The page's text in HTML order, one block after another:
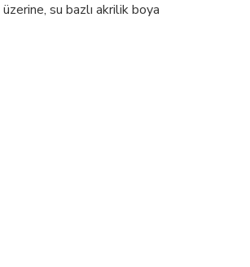
su bazlı akrilik boya